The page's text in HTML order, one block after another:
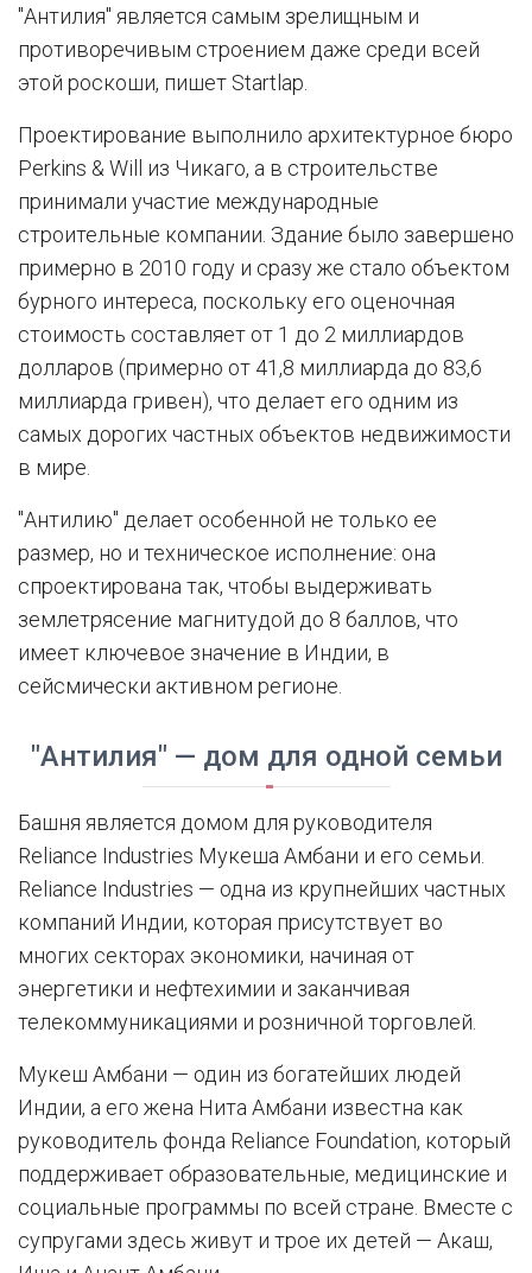
"Антилия" является самым зрелищным и
противоречивым строением даже среди всей
этой роскоши, пишет Startlap.
Проектирование выполнило архитектурное бюро
Perkins & Will из Чикаго, а в строительстве
принимали участие международные
строительные компании. Здание было завершено
примерно в 2010 году и сразу же стало объектом
бурного интереса, поскольку его оценочная
стоимость составляет от 1 до 2 миллиардов
долларов (примерно от 41,8 миллиарда до 83,6
миллиарда гривен), что делает его одним из
самых дорогих частных объектов недвижимости
в мире.
"Антилию" делает особенной не только ее
размер, но и техническое исполнение: она
спроектирована так, чтобы выдерживать
землетрясение магнитудой до 8 баллов, что
имеет ключевое значение в Индии, в
сейсмически активном регионе.
"Антилия" — дом для одной семьи
Башня является домом для руководителя
Reliance Industries Мукеша Амбани и его семьи.
Reliance Industries — одна из крупнейших частных
компаний Индии, которая присутствует во
многих секторах экономики, начиная от
энергетики и нефтехимии и заканчивая
телекоммуникациями и розничной торговлей.
Мукеш Амбани — один из богатейших людей
Индии, а его жена Нита Амбани известна как
руководитель фонда Reliance Foundation, который
поддерживает образовательные, медицинские и
социальные программы по всей стране. Вместе с
супругами здесь живут и трое их детей — Акаш,